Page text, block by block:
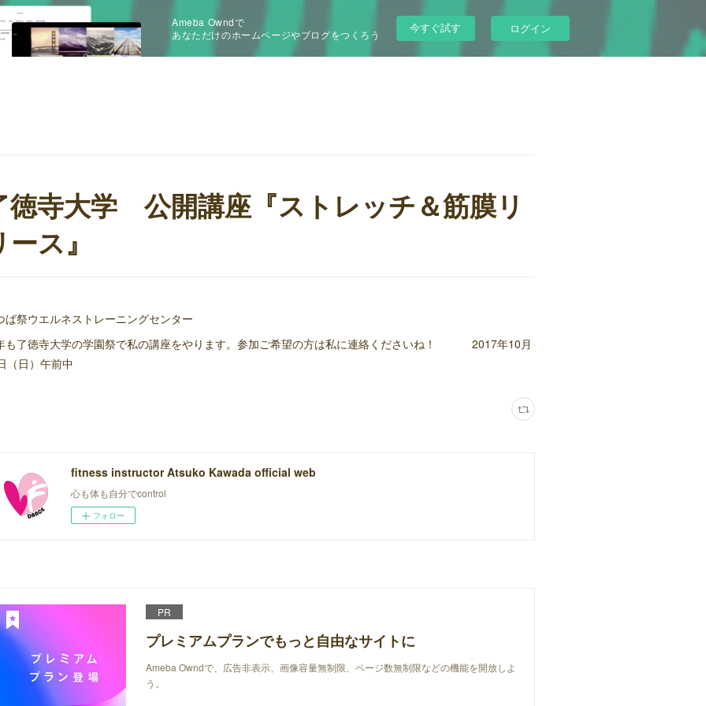
Ameba Owndで
あなただけのホームページやブログをつくろう
今すぐ試す ログイン
徳寺大学 公開講座『ストレッチ＆筋膜リ
ース』
ば祭ウエルネストレーニングセンター
も了徳寺大学の学園祭で私の講座をやります。参加ご希望の方は私に連絡くださいね！ 2017年10月
（日）午前中
fitness instructor Atsuko Kawada official web
心も体も自分でcontrol
フォロー
PR
プレミアムプランでもっと自由なサイトに
Ameba Owndで、広告非表示、画像容量無制限、ページ数無制限などの機能を開放しよ
う。